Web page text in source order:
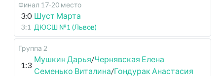
Финал 17-20 место
3:0 Шуст Марта
3:1 ДЮСШ №1 (Львов)
Группа 2
1:3
Мушкин Дарья/Чернявская Елена
Семенько Виталина/Гондурак Анастасия